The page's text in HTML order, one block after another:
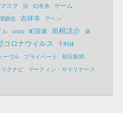
マスク 目 幻冬舎 ゲーム
癖症 吉祥寺
アヘン
ル unco 町田康 垣根涼介 薬
コロナウイルス
千利休
ーヴル プライベート
朝日新聞
リクナビ マーティン・サイリナース